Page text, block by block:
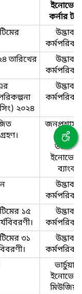
কর্নার
উদ্ভাবন
তারিখের
উদ্ভাবন
২০২৪
উদ্ভাবন
উদ্ভাবনী
উদ্যোগ:
ব্যাংক
উদ্ভাবন
১৫
উদ্ভাবন
৩১
উদ্ভাবন
ভার্চুয়াল